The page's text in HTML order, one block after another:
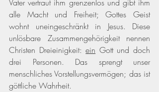
Vater vertraut ihm grenzenlos und gibt ihm
alle Macht und Freiheit; Gottes Geist
wohnt uneingeschränkt in Jesus. Diese
unlösbare Zusammengehörigkeit nennen
Christen Dreieinigkeit: ein Gott und doch
drei Personen. Das sprengt unser
menschliches Vorstellungsvermögen; das ist
göttliche Wahrheit.